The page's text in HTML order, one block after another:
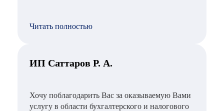
Читать полностью
ИП Саттаров Р. А.
Хочу поблагодарить Вас за оказываемую Вами
услугу в области бухгалтерского и налогового